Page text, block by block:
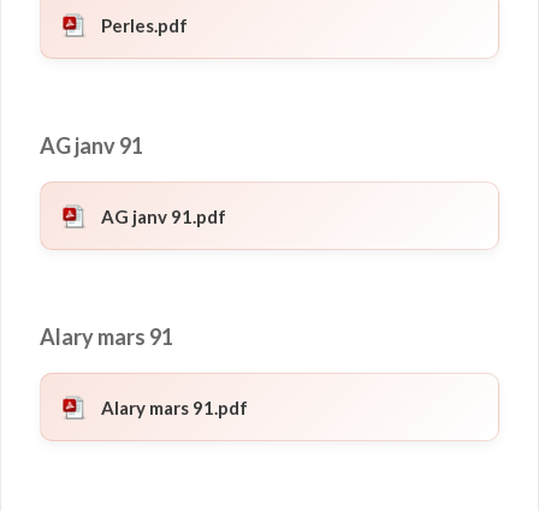
Perles.pdf
AG janv 91
AG janv 91.pdf
Alary mars 91
Alary mars 91.pdf